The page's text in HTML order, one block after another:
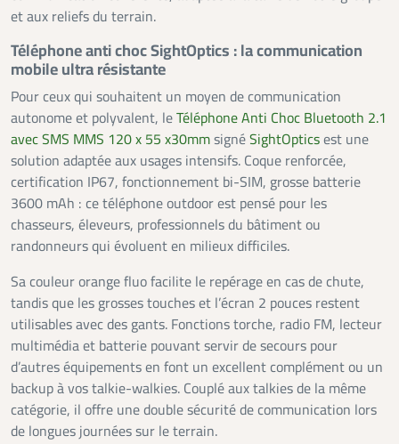
et aux reliefs du terrain.
Téléphone anti choc SightOptics : la communication
mobile ultra résistante
Pour ceux qui souhaitent un moyen de communication
autonome et polyvalent, leTéléphone Anti Choc Bluetooth 2.1
avec SMS MMS 120 x 55 x30mmsignéSightOpticsest une
solution adaptée aux usages intensifs. Coque renforcée,
certification IP67, fonctionnement bi-SIM, grosse batterie
3600 mAh : ce téléphone outdoor est pensé pour les
chasseurs, éleveurs, professionnels du bâtiment ou
randonneurs qui évoluent en milieux difficiles.
Sa couleur orange fluo facilite le repérage en cas de chute,
tandis que les grosses touches et l’écran 2 pouces restent
utilisables avec des gants. Fonctions torche, radio FM, lecteur
multimédia et batterie pouvant servir de secours pour
d’autres équipements en font un excellent complément ou un
backup à vos talkie-walkies. Couplé aux talkies de la même
catégorie, il offre une double sécurité de communication lors
de longues journées sur le terrain.